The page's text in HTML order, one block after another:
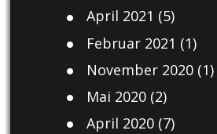
April 2021 (5)
Februar 2021 (1)
November 2020(1)
Mai 2020(2)
April 2020(7)